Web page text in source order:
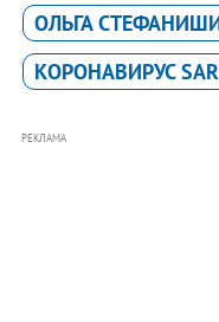
ОЛЬГА
КОРОНАВИРУС
РЕКЛАМА